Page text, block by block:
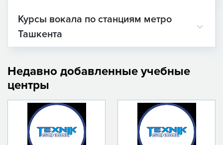
Курсы вокала по станциям метро
Ташкента
Недавно добавленные учебные
центры